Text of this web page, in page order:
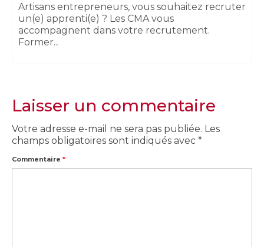
Artisans entrepreneurs, vous souhaitez recruter
un(e) apprenti(e) ? Les CMA vous
accompagnent dans votre recrutement.
Former...
Laisser un commentaire
Votre adresse e-mail ne sera pas publiée. Les
champs obligatoires sont indiqués avec *
Commentaire *